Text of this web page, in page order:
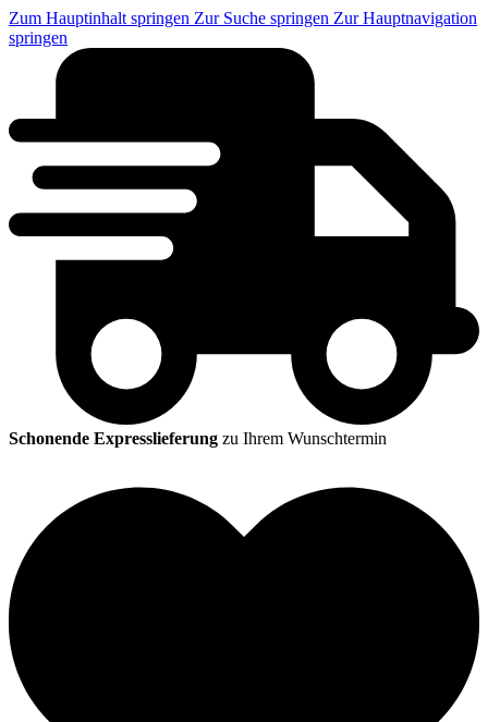
Zum Hauptinhalt springen Zur Suche springen Zur Hauptnavigation
springen
Schonende Expresslieferung zu Ihrem Wunschtermin